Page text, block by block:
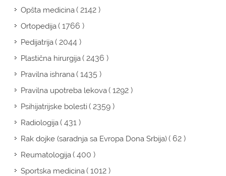
Opšta medicina( 2142 )
Ortopedija( 1766 )
Pedijatrija( 2044 )
Plastična hirurgija( 2436 )
Pravilna ishrana( 1435 )
Pravilna upotreba lekova( 1292 )
Psihijatrijske bolesti( 2359 )
Radiologija( 431 )
Rak dojke (saradnja sa Evropa Dona Srbija)( 62 )
Reumatologija( 400 )
Sportska medicina( 1012 )